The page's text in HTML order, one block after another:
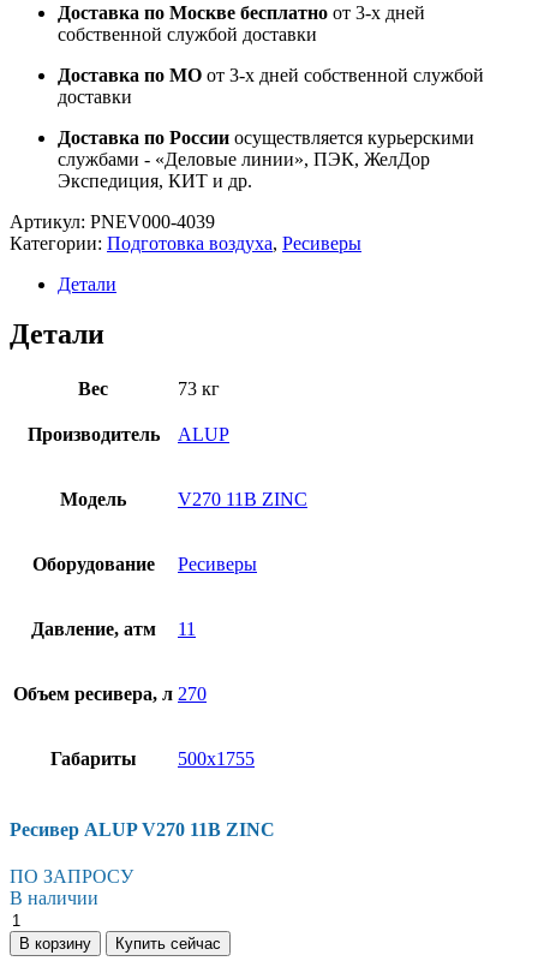
Доставка по Москве бесплатно от 3-х дней
собственной службой доставки
Доставка по МО от 3-х дней собственной службой
доставки
Доставка по России осуществляется курьерскими
службами - «Деловые линии», ПЭК, ЖелДор
Экспедиция, КИТ и др.
Артикул: PNEV000-4039
Категории: Подготовка воздуха, Ресиверы
Детали
Детали
Вес 73 кг
Производитель ALUP
Модель V270 11B ZINC
Оборудование Ресиверы
Давление, атм 11
Объем ресивера, л 270
Габариты 500х1755
Ресивер ALUP V270 11B ZINC
ПО ЗАПРОСУ
В наличии
Ресивер
ALUP
V270
В корзину Купить сейчас